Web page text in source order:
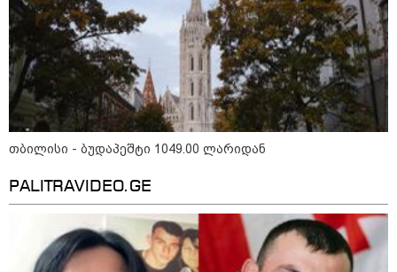
მნიშვნელოვანი ინფორმაცია
თბილისი - ბუდაპეშტი 1049.00 ლარიდან
PALITRAVIDEO.GE